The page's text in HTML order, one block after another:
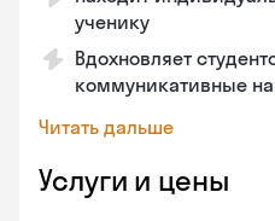
ученику
Вдохновляет
коммуникативные
Читать дальше
Услуги и цены